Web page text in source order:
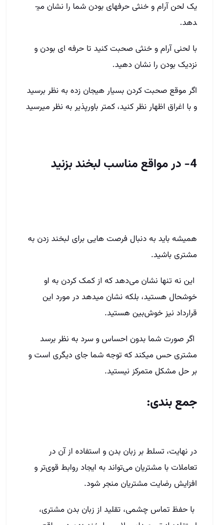
یک لحن آرام و خنثی حرفه­ای بودن شما را نشان می­
دهد.
با لحنی آرام و خنثی صحبت کنید تا حرفه ای بودن و
نزدیک بودن را نشان دهید.
اگر موقع صحبت کردن بسیار هیجان زده به نظر برسید
و با اغراق اظهار نظر کنید، کمتر باورپذیر به نظر میرسید
4- در مواقع مناسب لبخند بزنید
همیشه باید به دنبال فرصت هایی برای لبخند زدن به
مشتری باشید.
این نه تنها نشان می‌دهد که از کمک کردن به او
خوشحال هستید، بلکه نشان می­دهد در مورد این
قرارداد نیز خوش‌بین هستید.
اگر صورت شما بدون احساس و سرد به نظر برسد
مشتری حس می­کند که توجه شما جای دیگری است و
بر حل مشکل متمرکز نیستید.
جمع بندی:
در نهایت، تسلط بر زبان بدن و استفاده از آن در
تعاملات با مشتریان می‌تواند به ایجاد روابط قوی‌تر و
افزایش رضایت مشتریان منجر شود.
با حفظ تماس چشمی، تقلید از زبان بدن مشتری،